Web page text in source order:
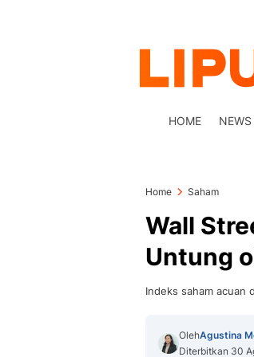
HOME NEWS
Home Saham
Wall
Untung
Indeks saham acuan
OlehAgustina
Diterbitkan 30